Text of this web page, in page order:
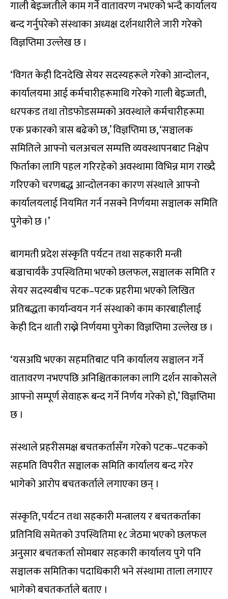
गाली बेइज्जतीले काम गर्ने वातावरण नभएको भन्दै कार्यालय
बन्द गर्नुपरेको संस्थाका अध्यक्ष दर्शनधारीले जारी गरेको
विज्ञप्तिमा उल्लेख छ ।
‘विगत केही दिनदेखि सेयर सदस्यहरूले गरेको आन्दोलन,
कार्यालयमा आई कर्मचारीहरूमाथि गरेको गाली बेइज्जती,
धरपकड तथा तोडफोडसम्मको अवस्थाले कर्मचारीहरूमा
एक प्रकारको त्रास बढेको छ,’ विज्ञप्तिमा छ, ‘सञ्चालक
समितिले आफ्नो चलअचल सम्पत्ति व्यवस्थापनबाट निक्षेप
फिर्ताका लागि पहल गरिरहेको अवस्थामा विभिन्न माग राख्दै
गरिएको चरणबद्ध आन्दोलनका कारण संस्थाले आफ्नो
कार्यालयलाई नियमित गर्न नसक्ने निर्णयमा सञ्चालक समिति
पुगेको छ ।’
बागमती प्रदेश संस्कृति पर्यटन तथा सहकारी मन्त्री
बज्राचार्यकै उपस्थितिमा भएको छलफल, सञ्चालक समिति र
सेयर सदस्यबीच पटक–पटक प्रहरीमा भएको लिखित
प्रतिबद्धता कार्यान्वयन गर्न संस्थाको काम कारबाहीलाई
केही दिन थाती राख्ने निर्णयमा पुगेका विज्ञप्तिमा उल्लेख छ ।
‘यसअघि भएका सहमतिबाट पनि कार्यालय सञ्चालन गर्ने
वातावरण नभएपछि अनिश्चितकालका लागि दर्शन साकोसले
आफ्नो सम्पूर्ण सेवाहरू बन्द गर्ने निर्णय गरेको हो,’ विज्ञप्तिमा
छ ।
संस्थाले प्रहरीसमक्ष बचतकर्तासँग गरेको पटक–पटकको
सहमति विपरीत सञ्चालक समिति कार्यालय बन्द गरेर
भागेको आरोप बचतकर्ताले लगाएका छन् ।
संस्कृति, पर्यटन तथा सहकारी मन्त्रालय र बचतकर्ताका
प्रतिनिधि समेतको उपस्थितिमा १८ जेठमा भएको छलफल
अनुसार बचतकर्ता सोमबार सहकारी कार्यालय पुगे पनि
सञ्चालक समितिका पदाधिकारी भने संस्थामा ताला लगाएर
भागेको बचतकर्ताले बताए ।